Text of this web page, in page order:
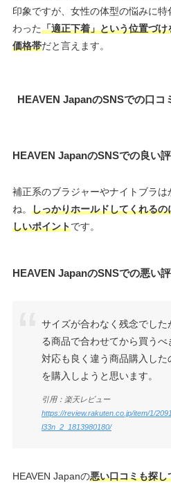
印象ですが、女性の体型の悩みに
わった「適正下着」という位置づ
価格帯だと言えます。
HEAVEN JapanのSNSでの口コ
HEAVEN JapanのSNSでの良い
補正系のブラジャーやナイトブラ
ね。 しっかりホールドしてくれる
しいポイントです。
HEAVEN JapanのSNSでの悪い
サイズが合わなく残念でし
る商品で合わせてから買うべ
対応も良く違う商品購入し
を購入しようと思います。
引用：楽天レビュー
https://review.rakuten.co.jp/item/1/
l33n_2_1813980180/
HEAVEN Japanの悪い口コミも探し